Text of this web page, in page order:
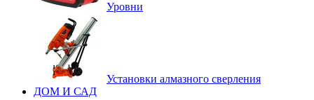
Уровни
Установки алмазного сверления
ДОМ И САД